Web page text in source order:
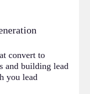
convert to
and building lead
you lead